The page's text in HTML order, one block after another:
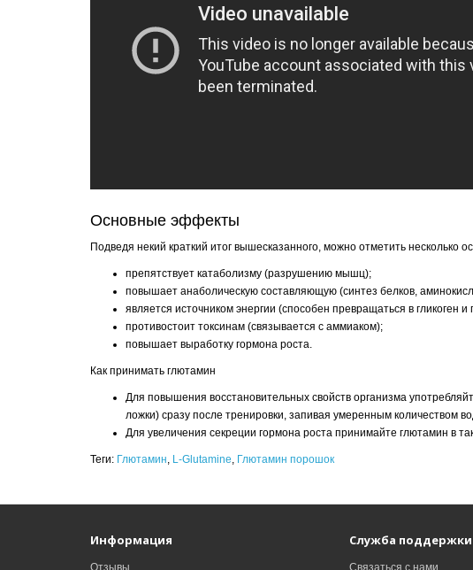
Основные эффекты
Подведя некий краткий итог вышесказанного, можно отметить несколько
препятствует катаболизму (разрушению мышц);
повышает анаболическую составляющую (синтез белков,
является источником энергии (способен превращаться в гликоген и
противостоит токсинам (связывается с аммиаком);
повышает выработку гормона роста.
Как принимать глютамин
Для повышения восстановительных свойств организма
ложки) сразу после тренировки, запивая умеренным количеством
Для увеличения секреции гормона роста принимайте глютамин в
Теги: Глютамин L-Glutamine Глютамин порошок
Информация
Отзывы
Служба поддержки
Связаться с нами